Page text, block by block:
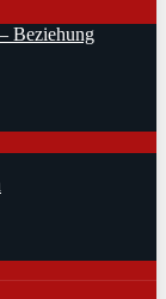
Beziehung